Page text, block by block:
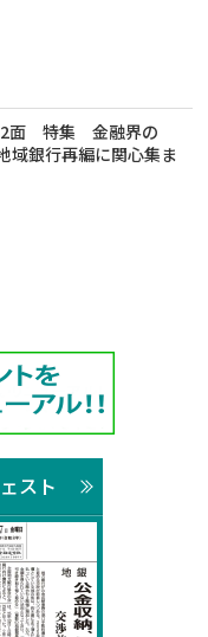
面 特集 金融界の
域銀行再編に関心集ま
スト